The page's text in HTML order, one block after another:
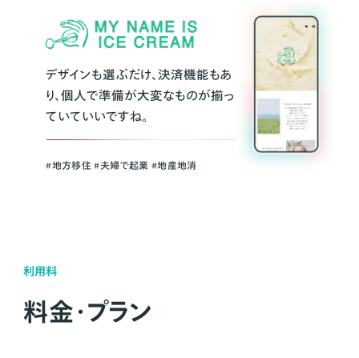
デザインも選ぶだけ、決済機能もあ
り、個人で準備が大変なものが揃っ
ていていいですね。
#地方移住 #夫婦で起業 #地産地消
利用料
料金・プラン